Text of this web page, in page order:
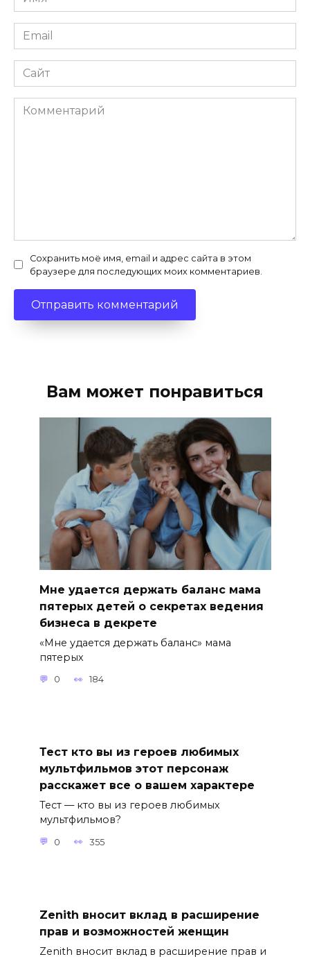
*
Email
*
Сайт
Комментарий
Сохранить моё имя, email и адрес сайта в этом
браузере для последующих моих комментариев.
Вам может понравиться
Мне удается держать баланс мама
пятерых детей о секретах ведения
бизнеса в декрете
«Мне удается держать баланс» мама
пятерых
0 184
Тест кто вы из героев любимых
мультфильмов этот персонаж
расскажет все о вашем характере
Тест — кто вы из героев любимых
мультфильмов?
0 355
Zenith вносит вклад в расширение
прав и возможностей женщин
Zenith вносит вклад в расширение прав и